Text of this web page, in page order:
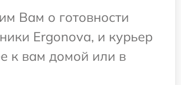
Вам о готовности
Ergonova, и курьер
к вам домой или в